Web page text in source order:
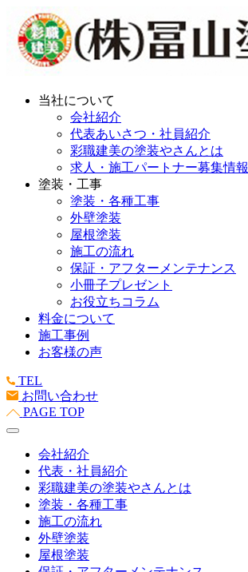
当社について
会社紹介
代表あいさつ・社員紹介
彩職建美の塗装やさんとは
求人・施工パートナー募集情報
塗装・工事
塗装・各種工事
外壁塗装
屋根塗装
施工の流れ
保証・アフターメンテナンス
小冊子プレゼント
お役立ちコラム
料金について
施工事例
お客様の声
TEL
お問い合わせ
PAGE TOP
会社紹介
代表・社員紹介
彩職建美の塗装やさんとは
塗装・各種工事
施工の流れ
外壁塗装
屋根塗装